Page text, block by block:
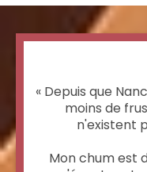
« Depuis que
moins de
n'existent
Mon chum est